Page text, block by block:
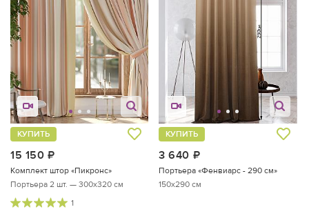
15 150
КУПИТЬ
Комплект штор «Пикронс»
Портьера 2 шт. — 300х320 см
1
3 640
КУПИТЬ
Портьера «Фенвиарс - 290 см»
150x290 см